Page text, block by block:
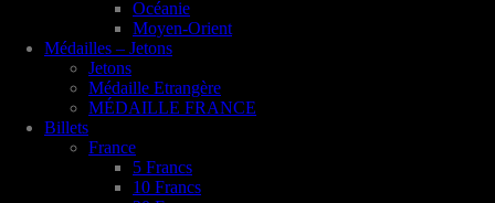
Océanie
Moyen-Orient
Médailles – Jetons
Jetons
Médaille Etrangère
MÉDAILLE FRANCE
Billets
France
5 Francs
10 Francs